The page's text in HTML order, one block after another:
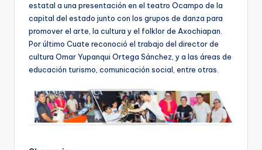
estatal a una presentación en el teatro Ocampo de la
capital del estado junto con los grupos de danza para
promover el arte, la cultura y el folklor de Axochiapan.
Por último Cuate reconoció el trabajo del director de
cultura Omar Yupanqui Ortega Sánchez, y a las áreas de
educación turismo, comunicación social, entre otras.